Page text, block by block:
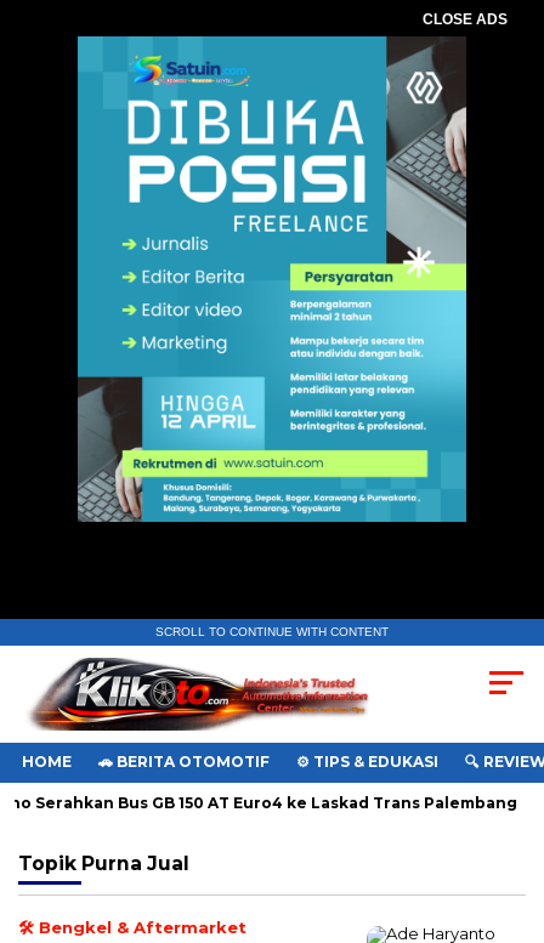
CLOSE ADS
SCROLL TO CONTINUE WITH CONTENT
HOME 🚗 BERITA OTOMOTIF ⚙️ TIPS & EDUKASI 🔍
Serahkan Bus GB 150 AT Euro4 ke Laskad Trans Palembang
Topik Purna Jual
🛠️ Bengkel & Aftermarket